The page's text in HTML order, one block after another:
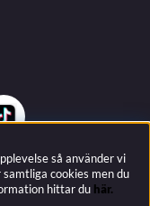
så använder vi
cookies men du
hittar du här.